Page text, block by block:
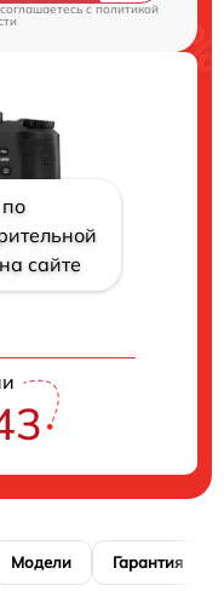
cполитикой
сайте
Модели Гарантия